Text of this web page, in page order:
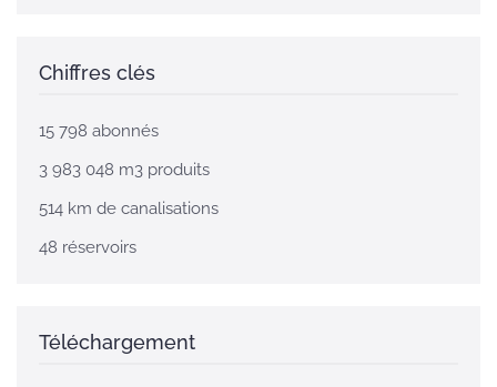
Chiffres clés
15 798 abonnés
3 983 048 m3 produits
514 km de canalisations
48 réservoirs
Téléchargement